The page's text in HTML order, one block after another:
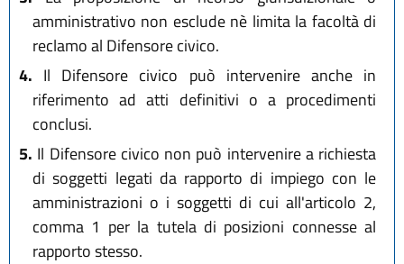
amministrativo non esclude nè limita la facoltà di
reclamo al Difensore civico.
4. Il Difensore civico può intervenire anche in
riferimento ad atti definitivi o a procedimenti
conclusi.
5. Il Difensore civico non può intervenire a richiesta
di soggetti legati da rapporto di impiego con le
amministrazioni o i soggetti di cui all'articolo 2,
comma 1 per la tutela di posizioni connesse al
rapporto stesso.